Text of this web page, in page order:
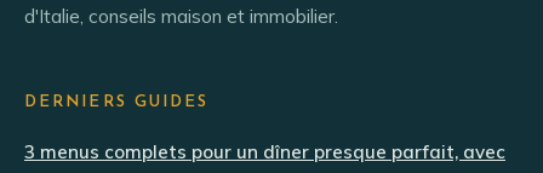
d'Italie, conseils maison et immobilier.
DERNIERS GUIDES
3 menus complets pour un dîner presque parfait, avec